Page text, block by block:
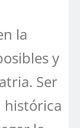
la
y
Ser
histórica